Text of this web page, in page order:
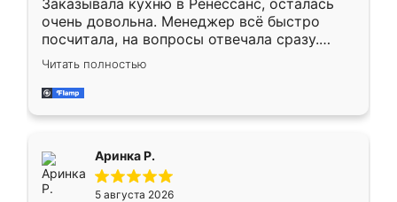
Заказывала кухню в Ренессанс, осталась
очень довольна. Менеджер всё быстро
посчитала, на вопросы отвечала сразу.
Замерщик приехал в субботу, подошёл к
делу со всей ответственностью. Собрали
за день, ребята работали аккуратно, даже
Читать полностью
Аринка Р.
5 августа 2026